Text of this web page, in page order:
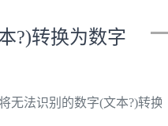
?)转换为数字
无法识别的数字(文本?)转换